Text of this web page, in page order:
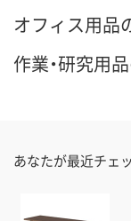
オフィス用品
作業・研究用
あなたが最近チェ